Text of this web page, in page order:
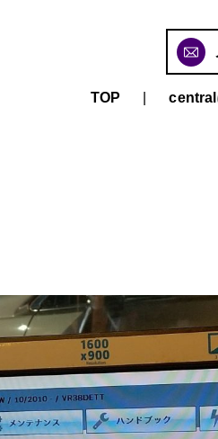
TOP central